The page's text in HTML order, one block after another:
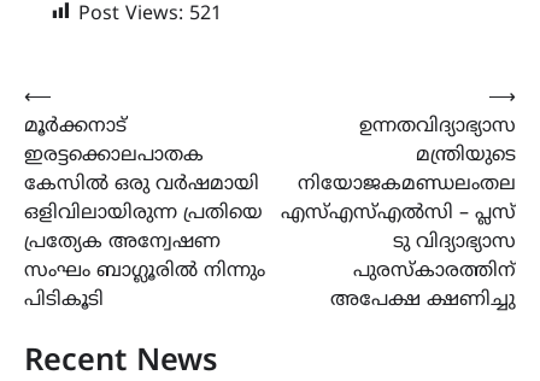
Post Views: 521
Post
navigation
⟵
മൂർക്കനാട്
ഇരട്ടക്കൊലപാതക
കേസിൽ ഒരു വർഷമായി
ഒളിവിലായിരുന്ന പ്രതിയെ
പ്രത്യേക അന്വേഷണ
സംഘം ബാഗ്ലൂരിൽ നിന്നും
പിടികൂടി
ഉന്നതവിദ്യാഭ്യാസ
മന്ത്രിയുടെ
നിയോജകമണ്ഡലംതല
എസ്എസ്എൽസി – പ്ലസ്
ടു വിദ്യാഭ്യാസ
പുരസ്‌കാരത്തിന്
അപേക്ഷ ക്ഷണിച്ചു
⟶
Recent News